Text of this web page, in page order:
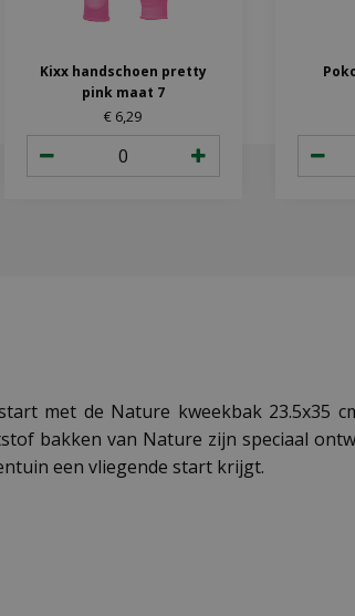
Kixx handschoen pretty
pink maat 7
€ 6,29
met de Nature kweekbak 23.5x35
bakken van Nature zijn speciaal
een vliegende start krijgt.